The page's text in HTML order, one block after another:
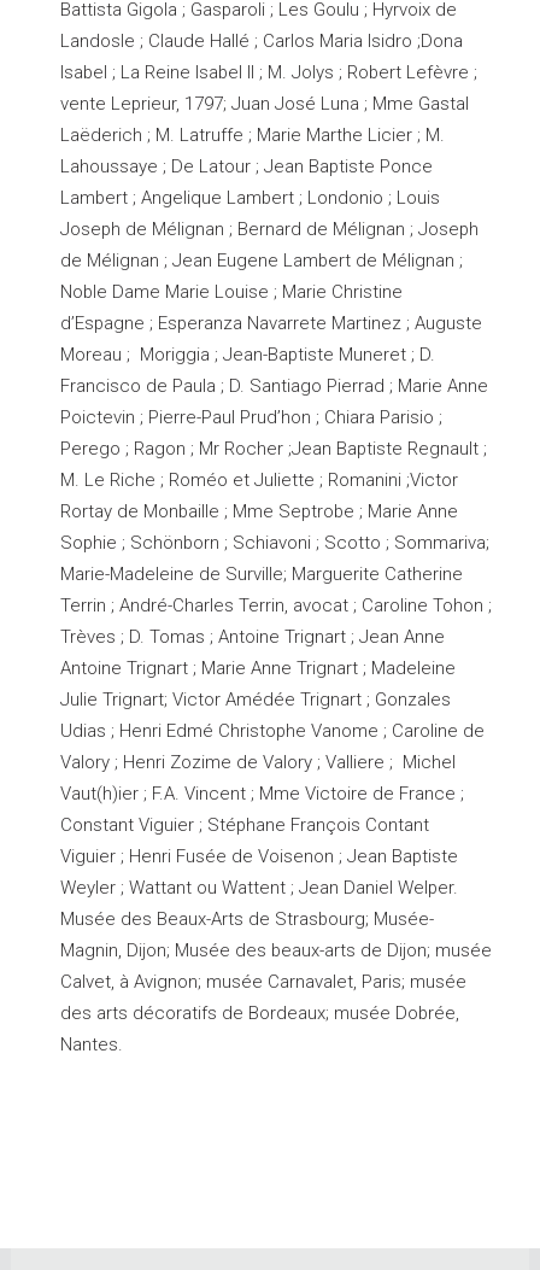
Battista Gigola ; Gasparoli ; Les Goulu ; Hyrvoix de
Landosle ; Claude Hallé ; Carlos Maria Isidro ;Dona
Isabel ; La Reine Isabel II ; M. Jolys ; Robert Lefèvre ;
vente Leprieur, 1797; Juan José Luna ; Mme Gastal
Laëderich ; M. Latruffe ; Marie Marthe Licier ; M.
Lahoussaye ; De Latour ; Jean Baptiste Ponce
Lambert ; Angelique Lambert ; Londonio ; Louis
Joseph de Mélignan ; Bernard de Mélignan ; Joseph
de Mélignan ; Jean Eugene Lambert de Mélignan ;
Noble Dame Marie Louise ; Marie Christine
d’Espagne ; Esperanza Navarrete Martinez ; Auguste
Moreau ; Moriggia ; Jean-Baptiste Muneret ; D.
Francisco de Paula ; D. Santiago Pierrad ; Marie Anne
Poictevin ; Pierre-Paul Prud’hon ; Chiara Parisio ;
Perego ; Ragon ; Mr Rocher ;Jean Baptiste Regnault ;
M. Le Riche ; Roméo et Juliette ; Romanini ;Victor
Rortay de Monbaille ; Mme Septrobe ; Marie Anne
Sophie ; Schönborn ; Schiavoni ; Scotto ; Sommariva;
Marie-Madeleine de Surville; Marguerite Catherine
Terrin ; André-Charles Terrin, avocat ; Caroline Tohon ;
Trèves ; D. Tomas ; Antoine Trignart ; Jean Anne
Antoine Trignart ; Marie Anne Trignart ; Madeleine
Julie Trignart; Victor Amédée Trignart ; Gonzales
Udias ; Henri Edmé Christophe Vanome ; Caroline de
Valory ; Henri Zozime de Valory ; Valliere ; Michel
Vaut(h)ier ; F.A. Vincent ; Mme Victoire de France ;
Constant Viguier ; Stéphane François Contant
Viguier ; Henri Fusée de Voisenon ; Jean Baptiste
Weyler ; Wattant ou Wattent ; Jean Daniel Welper.
Musée des Beaux-Arts de Strasbourg; Musée-
Magnin, Dijon; Musée des beaux-arts de Dijon; musée
Calvet, à Avignon; musée Carnavalet, Paris; musée
des arts décoratifs de Bordeaux; musée Dobrée,
Nantes.